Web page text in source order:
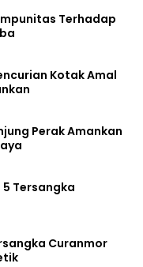
Terhadap
Kotak Amal
Perak Amankan
Tersangka
Curanmor